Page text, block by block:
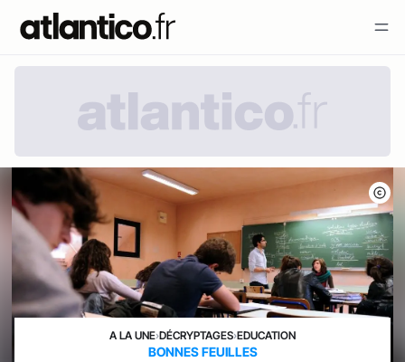
A LA UNE›DÉCRYPTAGES›EDUCATION
BONNES FEUILLES